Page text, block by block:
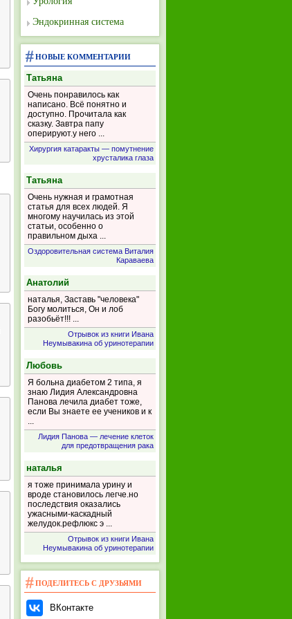
Эндокринная система
НОВЫЕ КОММЕНТАРИИ
Татьяна
Очень понравилось как
написано. Всё понятно и
доступно. Прочитала как
сказку. Завтра папу
оперируют.у него ...
Хирургия катаракты — помутнение
хрусталика глаза
Татьяна
Очень нужная и грамотная
статья для всех людей. Я
многому научилась из этой
статьи, особенно о
правильном дыха ...
Оздоровительная система Виталия
Караваева
Анатолий
наталья, Заставь "человека"
Богу молиться, Он и лоб
разобьёт!!! ...
Отрывок из книги Ивана
Неумывакина об уринотерапии
Любовь
Я больна диабетом 2 типа, я
знаю Лидия Александровна
Панова лечила диабет тоже,
если Вы знаете ее учеников и к
...
Лидия Панова — лечение клеток
для предотвращения рака
наталья
я тоже принимала урину и
вроде становилось легче.но
последствия оказались
ужасными-каскадный
желудок.рефлюкс э ...
Отрывок из книги Ивана
Неумывакина об уринотерапии
ПОДЕЛИТЕСЬ С ДРУЗЬЯМИ
ВКонтакте